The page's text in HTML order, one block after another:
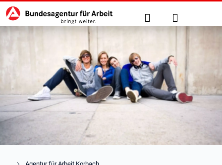
zu den Hauptinhalten springen
Hauptnavigation Suche Anmelden